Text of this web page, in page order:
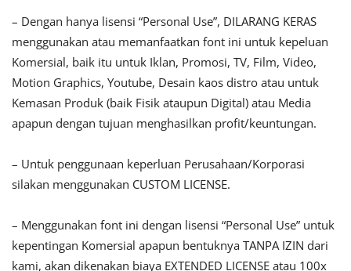
– Dengan hanya lisensi “Personal Use”, DILARANG KERAS
menggunakan atau memanfaatkan font ini untuk kepeluan
Komersial, baik itu untuk Iklan, Promosi, TV, Film, Video,
Motion Graphics, Youtube, Desain kaos distro atau untuk
Kemasan Produk (baik Fisik ataupun Digital) atau Media
apapun dengan tujuan menghasilkan profit/keuntungan.
– Untuk penggunaan keperluan Perusahaan/Korporasi
silakan menggunakan CUSTOM LICENSE.
– Menggunakan font ini dengan lisensi “Personal Use” untuk
kepentingan Komersial apapun bentuknya TANPA IZIN dari
kami, akan dikenakan biaya EXTENDED LICENSE atau 100x